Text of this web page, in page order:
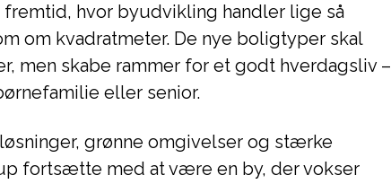
hvor byudvikling handler lige så
om kvadratmeter. De nye boligtyper skal
men skabe rammer for et godt hverdagsliv –
eller senior.
grønne omgivelser og stærke
fortsætte med at være en by, der vokser